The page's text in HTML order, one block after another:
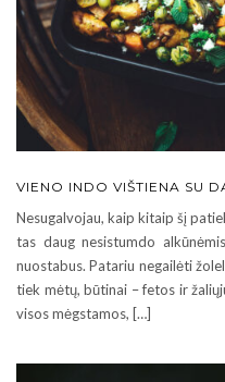
VIENO INDO VIŠTIENA SU
Nesugalvojau, kaip kitaip šį
tas daug nesistumdo
nuostabus. Patariu negailėti
tiek mėtų, būtinai – fetos ir
visos mėgstamos, […]